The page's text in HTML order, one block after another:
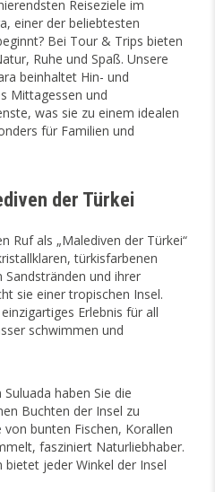
Reiseziele im
einer der beliebtesten
Bei Tour & Trips bieten
Ruhe und Spaß. Unsere
beinhaltet Hin- und
Mittagessen und
was sie zu einem idealen
für Familien und
der Türkei
Ruf als „Malediven der Türkei“
türkisfarbenen
und ihrer
sie einer tropischen Insel.
Erlebnis für all
schwimmen und
haben Sie die
Buchten der Insel zu
bunten Fischen, Korallen
fasziniert Naturliebhaber.
jeder Winkel der Insel